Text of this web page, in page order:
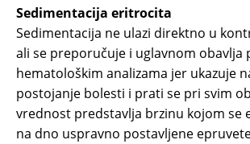
Sedimentacija eritrocita
Sedimentacija ne ulazi direktno u
ali se preporučuje i uglavnom obavlja
hematološkim analizama jer ukazuje
postojanje bolesti i prati se pri svim
vrednost predstavlja brzinu kojom se
na dno uspravno postavljene